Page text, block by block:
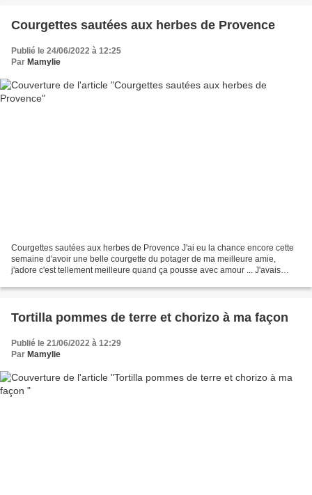
Courgettes sautées aux herbes de Provence
Publié le 24/06/2022 à 12:25
Par Mamylie
Courgettes sautées aux herbes de Provence J'ai eu la chance encore cette
semaine d'avoir une belle courgette du potager de ma meilleure amie,
j'adore c'est tellement meilleure quand ça pousse avec amour ... J'avais
Tortilla pommes de terre et chorizo à ma façon
Publié le 21/06/2022 à 12:29
Par Mamylie